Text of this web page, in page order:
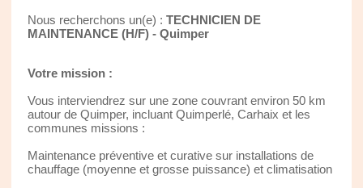
Nous recherchons un(e) : TECHNICIEN DE
MAINTENANCE (H/F) - Quimper
Votre mission :
Vous interviendrez sur une zone couvrant environ 50 km
autour de Quimper, incluant Quimperlé, Carhaix et les
communes missions :
Maintenance préventive et curative sur installations de
chauffage (moyenne et grosse puissance) et climatisation